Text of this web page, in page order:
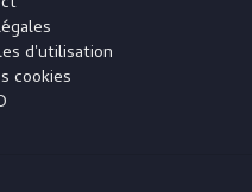
d'utilisation
cookies